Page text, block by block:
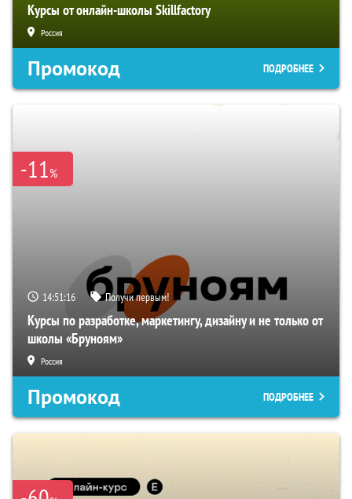
Курсы от онлайн-школы Skillfactory
Россия
Промокод ПОДРОБНЕЕ
-11%
14:51:15 Получи первым!
Курсы по разработке, маркетингу, дизайну и не только от
школы «Бруноям»
Россия
Промокод ПОДРОБНЕЕ